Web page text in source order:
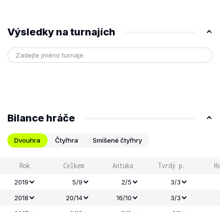
Výsledky na turnajích
Bilance hráče
Dvouhra Čtyřhra Smíšené čtyřhry
Rok Celkem Antuka Tvrdý p.
2019 5/9 2/5
3/3
2018
20/14 16/10
3/3